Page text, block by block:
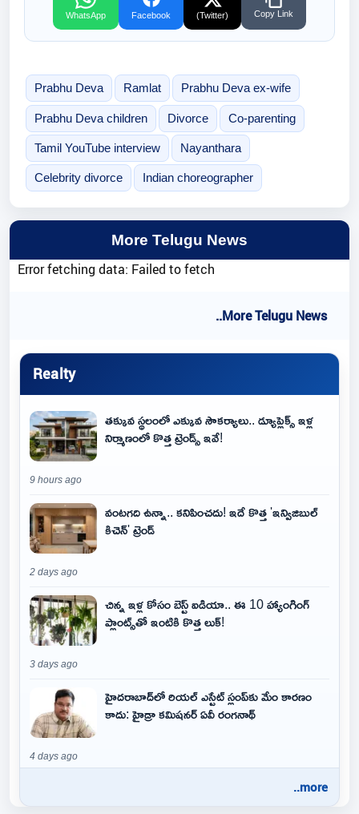
WhatsApp Facebook (Twitter) Copy Link
Prabhu Deva Ramlat Prabhu Deva ex-wife
Prabhu Deva children Divorce Co-parenting
Tamil YouTube interview Nayanthara
Celebrity divorce Indian choreographer
More Telugu News
Error fetching data: Failed to fetch
..More Telugu News
Realty
తక్కువ స్థలంలో ఎక్కువ సౌకర్యాలు.. డ్యూప్లెక్స్ ఇళ్ల
నిర్మాణంలో కొత్త ట్రెండ్స్ ఇవే!
9 hours ago
వంటగది ఉన్నా.. కనిపించదు! ఇదే కొత్త 'ఇన్విజిబుల్
కిచెన్' ట్రెండ్
2 days ago
చిన్న ఇళ్ల కోసం బెస్ట్ ఐడియా.. ఈ 10 హ్యాంగింగ్
ప్లాంట్స్‌తో ఇంటికి కొత్త లుక్!
3 days ago
హైదరాబాద్‌లో రియల్ ఎస్టేట్ స్లంప్‌కు మేం కారణం
కాదు: హైడ్రా కమిషనర్ ఏవీ రంగనాథ్
4 days ago
..more